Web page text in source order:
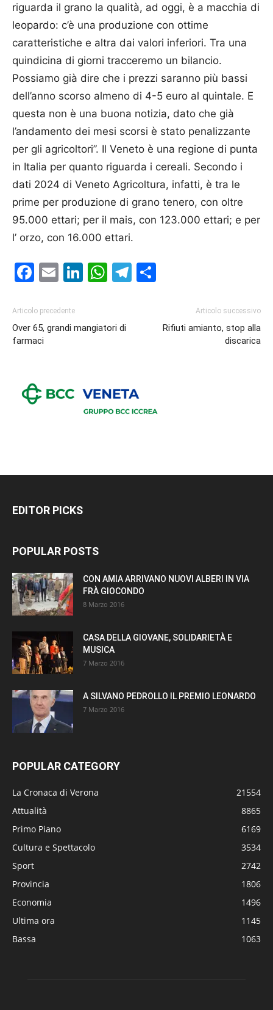
riguarda il grano la qualità, ad oggi, è a macchia di
leopardo: c’è una produzione con ottime
caratteristiche e altra dai valori inferiori. Tra una
quindicina di giorni tracceremo un bilancio.
Possiamo già dire che i prezzi saranno più bassi
dell’anno scorso almeno di 4-5 euro al quintale. E
questa non è una buona notizia, dato che già
l’andamento dei mesi scorsi è stato penalizzante
per gli agricoltori”. Il Veneto è una regione di punta
in Italia per quanto riguarda i cereali. Secondo i
dati 2024 di Veneto Agricoltura, infatti, è tra le
prime per produzione di grano tenero, con oltre
95.000 ettari; per il mais, con 123.000 ettari; e per
l’ orzo, con 16.000 ettari.
Facebook
EmailLinkedIn
WhatsApp
Telegram
Articolo precedente
Over 65, grandi mangiatori di
farmaci
Articolo successivo
Rifiuti amianto, stop alla
discarica
EDITOR PICKS
POPULAR POSTS
CON AMIA ARRIVANO NUOVI ALBERI IN VIA
FRÀ GIOCONDO
8 Marzo 2016
CASA DELLA GIOVANE, SOLIDARIETÀ E
MUSICA
7 Marzo 2016
A SILVANO PEDROLLO IL PREMIO LEONARDO
7 Marzo 2016
POPULAR CATEGORY
La Cronaca di Verona
21554
Attualità
8865
Primo Piano
6169
Cultura e Spettacolo
3534
Sport
2742
Provincia
1806
Economia
1496
Ultima ora
1145
Bassa
1063